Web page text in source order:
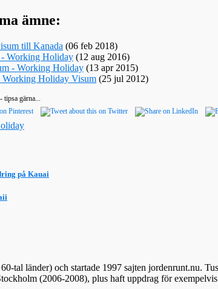
ämne:
till Kanada (06 feb 2018)
Working Holiday (12 aug 2016)
- Working Holiday (13 apr 2015)
Working Holiday Visum (25 jul 2012)
gärna...
på Kauai
tal länder) och startade 1997 sajten jordenrunt.nu.
(2006-2008), plus haft uppdrag för